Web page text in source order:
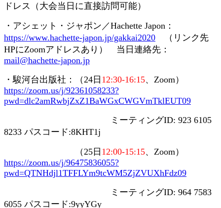
ドレス（大会当日に直接訪問可能）
・アシェット・ジャポン／Hachette Japon ：
https://www.hachette-japon.jp/gakkai2020 （リンク先
HPにZoomアドレスあり） 当日連絡先：
mail@hachette-japon.jp
・駿河台出版社：（24 日 12:30-16:15、 Zoom）
https://zoom.us/j/92361058233?
pwd=dlc2amRwbjZxZ1BaWGxCWGVmTklEUT09
ミーティングID: 923 6105
8233 パスコード:8KHT1j
（25 日 12:00-15:15、 Zoom）
https://zoom.us/j/96475836055?
pwd=QTNHdjl1TFFLYm9tcWM5ZjZVUXhFdz09
ミーティングID: 964 7583
6055 パスコード:9yyYGy